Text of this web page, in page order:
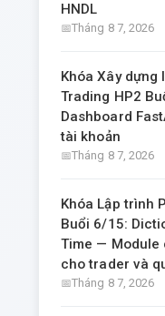
HNDL
Tháng 8 7, 2026
Khóa Xây dựng
Trading HP2
Dashboard
tài khoản
Tháng 8 7, 2026
Khóa Lập trình
Buổi 6/15:
Time — Module
cho trader và
Tháng 8 7, 2026